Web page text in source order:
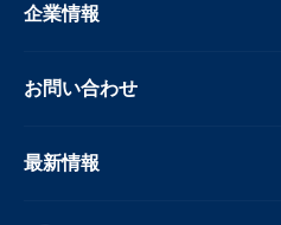
企業情報
お問い合わせ
最新情報